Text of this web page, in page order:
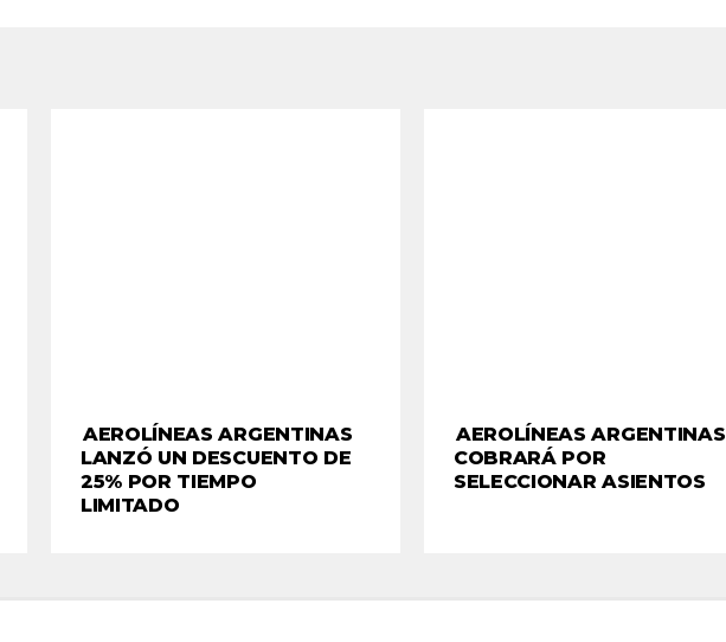
AEROLÍNEAS ARGENTINAS
LANZÓ UN DESCUENTO DE
25% POR TIEMPO
LIMITADO
AEROLÍNEAS ARGENTINAS
COBRARÁ POR
SELECCIONAR ASIENTOS